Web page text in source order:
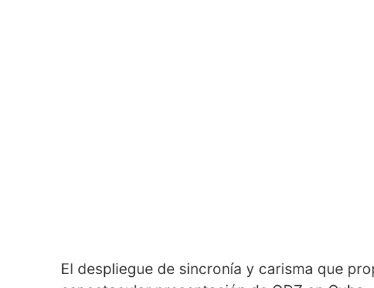
El despliegue de sincronía y carisma que